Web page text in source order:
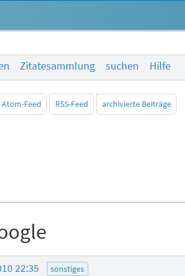
Zitatesammlung suchen Hilfe
Atom-Feed RSS-Feed archivierte Beiträge
22:35 sonstiges